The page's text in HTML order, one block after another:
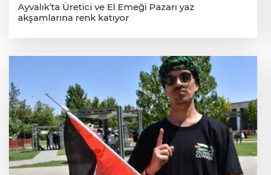
Ayvalık’ta Üretici ve El Emeği Pazarı yaz
akşamlarına renk katıyor